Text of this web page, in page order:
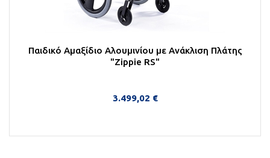
Παιδικό Αμαξίδιο Αλουμινίου με Ανάκλιση Πλάτης
"Zippie RS"
3.499,02 €